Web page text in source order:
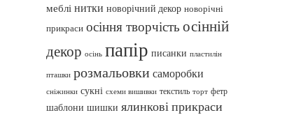
меблі нитки новорічний декор новорічні
прикраси осіння творчість осінній
декор осінь папір писанки пластилін
пташки розмальовки саморобки
сніжинки сукні схеми вишивки текстиль торт фетр
шаблони шишки ялинкові прикраси